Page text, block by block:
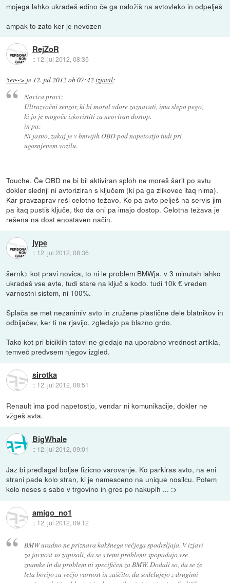
mojega lahko ukradeš edino če ga naložiš na avtovleko in odpelješ
ampak to zato ker je nevozen
RejZoR
:: 12. jul 2012, 08:35
5er--> je 12. jul 2012 ob 07:42 izjavil:
Novica pravi:
Ultrazvočni senzor, ki bi moral vdore zaznavati, ima slepo pego,
ki jo je mogoče izkoristiti za neoviran dostop.
in pa:
Ni jasno, zakaj je v bmwjih OBD pod napetostjo tudi pri
ugasnjenem vozilu.
Touche. Če OBD ne bi bil aktiviran sploh ne moreš šarit po avtu
dokler slednji ni avtoriziran s ključem (ki pa ga zlikovec itaq nima).
Kar pravzaprav reši celotno težavo. Ko pa avto pelješ na servis jim
pa itaq pustiš ključe, tko da oni pa imajo dostop. Celotna težava je
rešena na dost enostaven način.
jype
:: 12. jul 2012, 08:36
šernk> kot pravi novica, to ni le problem BMWja. v 3 minutah lahko
ukradeš vse avte, tudi stare na ključ s kodo. tudi 10k € vreden
varnostni sistem, ni 100%.
Splača se met nezanimiv avto in zružene plastične dele blatnikov in
odbijačev, ker ti ne rjavijo, zgledajo pa blazno grdo.
Tako kot pri biciklih tatovi ne gledajo na uporabno vrednost artikla,
temveč predvsem njegov izgled.
sirotka
:: 12. jul 2012, 08:51
Renault ima pod napetostjo, vendar ni komunikacije, dokler ne
vžgeš avta.
BigWhale
:: 12. jul 2012, 09:01
Jaz bi predlagal boljse fizicno varovanje. Ko parkiras avto, na eni
strani pade kolo stran, ki je namesceno na unique nosilcu. Potem
kolo neses s sabo v trgovino in gres po nakupih ... :>
amigo_no1
:: 12. jul 2012, 09:12
BMW uradno ne priznava kakšnega večjega spodrsljaja. V izjavi
za javnost so zapisali, da se s temi problemi spopadajo vse
znamke in da problem ni specifičen za BMW. Dodali so, da se že
leta borijo za večjo varnost in zaščito, da sodelujejo z drugimi